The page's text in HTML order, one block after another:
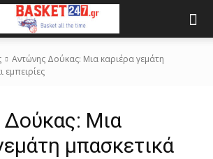
Αντώνης Δούκας: Μια καριέρα γεμάτη
εμπειρίες
Μια
μπασκετικά